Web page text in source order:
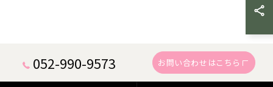
052-990-9573 お問い合わせはこちら